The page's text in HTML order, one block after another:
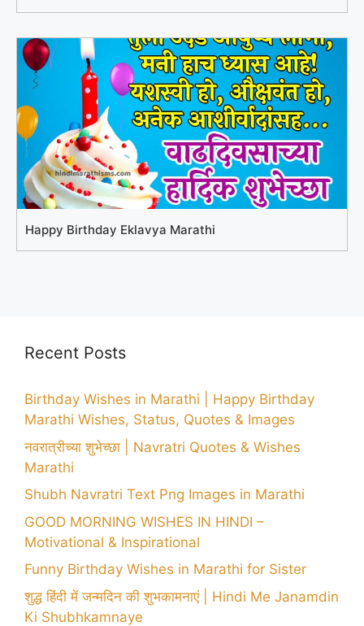
Happy Birthday Eklavya Marathi
Recent Posts
Birthday Wishes in Marathi | Happy Birthday
Marathi Wishes, Status, Quotes & Images
नवरात्रीच्या शुभेच्छा | Navratri Quotes & Wishes
Marathi
Shubh Navratri Text Png Images in Marathi
GOOD MORNING WISHES IN HINDI –
Motivational & Inspirational
Funny Birthday Wishes in Marathi for Sister
शुद्ध हिंदी में जन्मदिन की शुभकामनाएं | Hindi Me Janamdin
Ki Shubhkamnaye